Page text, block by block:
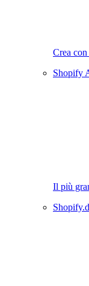
Crea
Shopify
Il più